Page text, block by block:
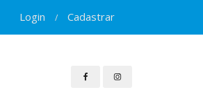
Login / Cadastrar